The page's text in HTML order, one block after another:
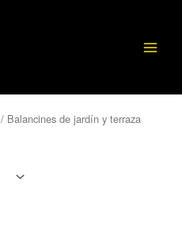
/ Balancines de jardín y terraza